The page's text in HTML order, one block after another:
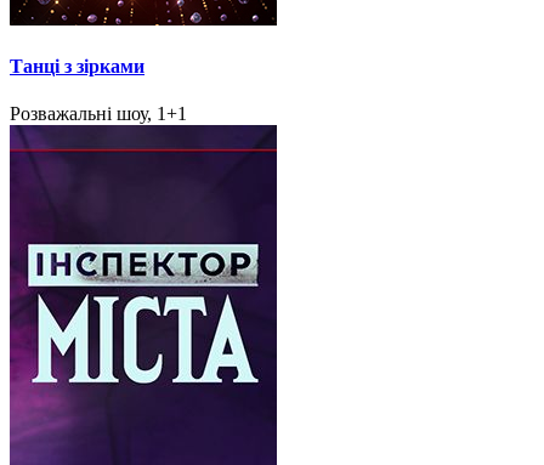
Танці з зірками
Розважальні шоу, 1+1